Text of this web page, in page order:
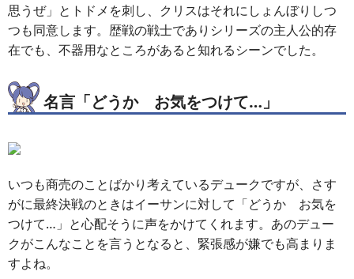
思うぜ」とトドメを刺し、クリスはそれにしょんぼりしつ
つも同意します。歴戦の戦士でありシリーズの主人公的存
在でも、不器用なところがあると知れるシーンでした。
名言「どうか お気をつけて…」
いつも商売のことばかり考えているデュークですが、さす
がに最終決戦のときはイーサンに対して「どうか お気を
つけて…」と心配そうに声をかけてくれます。あのデュー
クがこんなことを言うとなると、緊張感が嫌でも高まりま
すよね。